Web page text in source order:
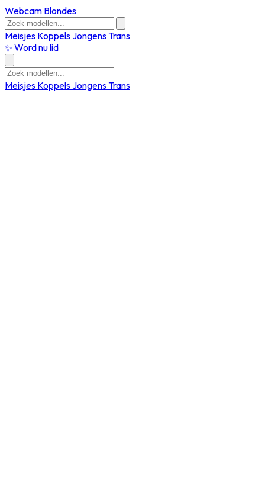
Webcam Blondes
Meisjes Koppels JongensTrans
✨ Word nu lid
Meisjes Koppels JongensTrans